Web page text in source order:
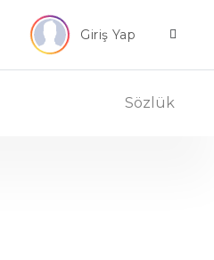
Giriş Yap
Sözlük